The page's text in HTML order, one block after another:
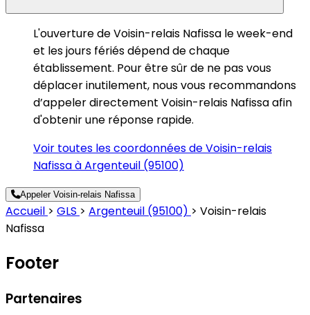
L'ouverture de Voisin-relais Nafissa le week-end
et les jours fériés dépend de chaque
établissement. Pour être sûr de ne pas vous
déplacer inutilement, nous vous recommandons
d’appeler directement Voisin-relais Nafissa afin
d'obtenir une réponse rapide.
Voir toutes les coordonnées de Voisin-relais
Nafissa à Argenteuil (95100)
Appeler Voisin-relais Nafissa
Accueil > GLS > Argenteuil (95100) > Voisin-relais
Nafissa
Footer
Partenaires